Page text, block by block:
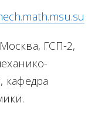
ГСП-2,
кафедра